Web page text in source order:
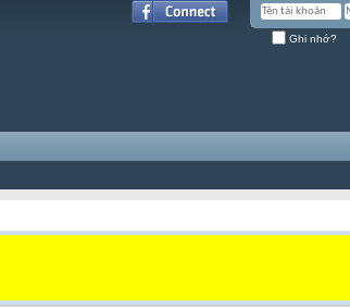
Ghi nhớ?